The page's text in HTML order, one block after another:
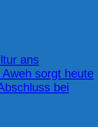
ans
sorgt heute
bei